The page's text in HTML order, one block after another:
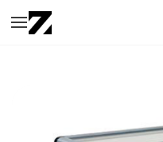
Saltar al
contenido